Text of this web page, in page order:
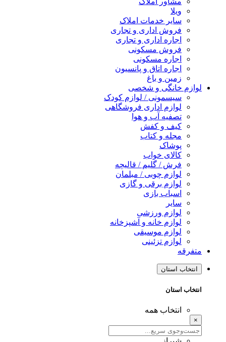
ویلا
سایر خدمات املاک
فروش اداری و تجاری
اجاره اداری و تجاری
فروش مسکونی
اجاره مسکونی
اجاره اتاق و پانسیون
زمین و باغ
لوازم خانگی و شخصی
سیسمونی / لوازم کودک
لوازم اداری فروشگاهی
تصفیه آب و هوا
کیف و کفش
مجله و کتاب
پوشاک
کالای خواب
فرش / گلیم / قالیچه
لوازم چوبی / مبلمان
لوازم برقی و گازی
اسباب بازی
سایر
لوازم ورزشی
لوازم خانه و آشپزخانه
لوازم موسیقی
لوازم تزئینی
متفرقه
انتخاب استان
انتخاب استان
انتخاب همه
×